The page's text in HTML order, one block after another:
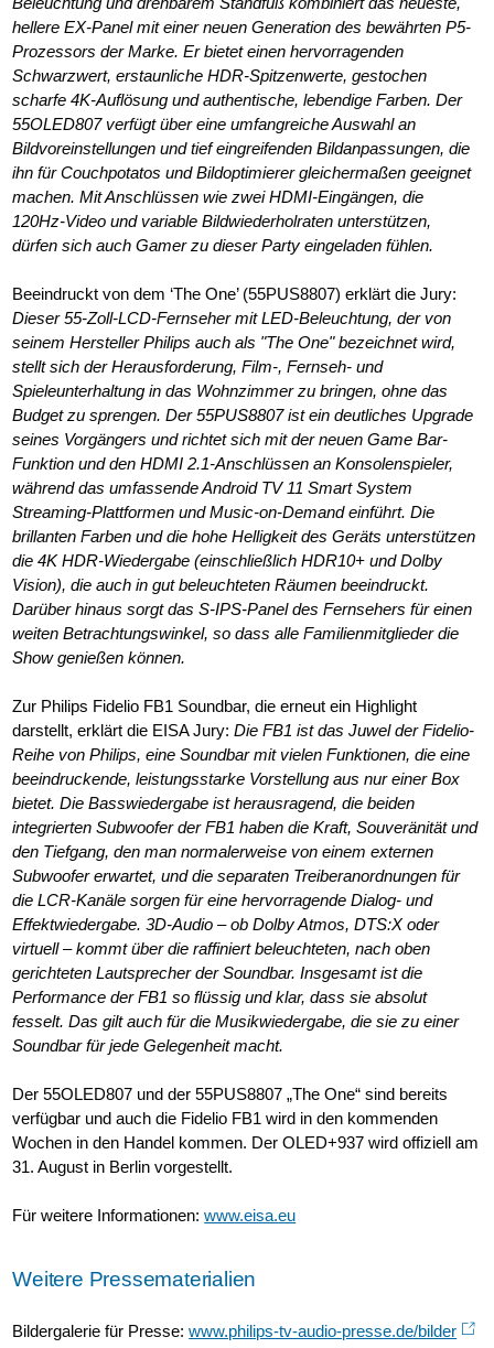
hellere EX-Panel mit einer neuen Generation des bewährten P5-
Prozessors der Marke. Er bietet einen hervorragenden
Schwarzwert, erstaunliche HDR-Spitzenwerte, gestochen
scharfe 4K-Auflösung und authentische, lebendige Farben. Der
55OLED807 verfügt über eine umfangreiche Auswahl an
Bildvoreinstellungen und tief eingreifenden Bildanpassungen, die
ihn für Couchpotatos und Bildoptimierer gleichermaßen geeignet
machen. Mit Anschlüssen wie zwei HDMI-Eingängen, die
120Hz-Video und variable Bildwiederholraten unterstützen,
dürfen sich auch Gamer zu dieser Party eingeladen fühlen.
Beeindruckt von dem ‘The One’ (55PUS8807) erklärt die Jury:
Dieser 55-Zoll-LCD-Fernseher mit LED-Beleuchtung, der von
seinem Hersteller Philips auch als "The One" bezeichnet wird,
stellt sich der Herausforderung, Film-, Fernseh- und
Spieleunterhaltung in das Wohnzimmer zu bringen, ohne das
Budget zu sprengen. Der 55PUS8807 ist ein deutliches Upgrade
seines Vorgängers und richtet sich mit der neuen Game Bar-
Funktion und den HDMI 2.1-Anschlüssen an Konsolenspieler,
während das umfassende Android TV 11 Smart System
Streaming-Plattformen und Music-on-Demand einführt. Die
brillanten Farben und die hohe Helligkeit des Geräts unterstützen
die 4K HDR-Wiedergabe (einschließlich HDR10+ und Dolby
Vision), die auch in gut beleuchteten Räumen beeindruckt.
Darüber hinaus sorgt das S-IPS-Panel des Fernsehers für einen
weiten Betrachtungswinkel, so dass alle Familienmitglieder die
Show genießen können.
Zur Philips Fidelio FB1 Soundbar, die erneut ein Highlight
darstellt, erklärt die EISA Jury:Die FB1 ist das Juwel der Fidelio-
Reihe von Philips, eine Soundbar mit vielen Funktionen, die eine
beeindruckende, leistungsstarke Vorstellung aus nur einer Box
bietet. Die Basswiedergabe ist herausragend, die beiden
integrierten Subwoofer der FB1 haben die Kraft, Souveränität und
den Tiefgang, den man normalerweise von einem externen
Subwoofer erwartet, und die separaten Treiberanordnungen für
die LCR-Kanäle sorgen für eine hervorragende Dialog- und
Effektwiedergabe. 3D-Audio – ob Dolby Atmos, DTS:X oder
virtuell – kommt über die raffiniert beleuchteten, nach oben
gerichteten Lautsprecher der Soundbar. Insgesamt ist die
Performance der FB1 so flüssig und klar, dass sie absolut
fesselt. Das gilt auch für die Musikwiedergabe, die sie zu einer
Soundbar für jede Gelegenheit macht.
Der 55OLED807 und der 55PUS8807 „The One“ sind bereits
verfügbar und auch die Fidelio FB1 wird in den kommenden
Wochen in den Handel kommen. Der OLED+937 wird offiziell am
31. August in Berlin vorgestellt.
Für weitere Informationen:www.eisa.eu
Weitere Pressematerialien
Bildergalerie für Presse:www.philips-tv-audio-presse.de/bilder